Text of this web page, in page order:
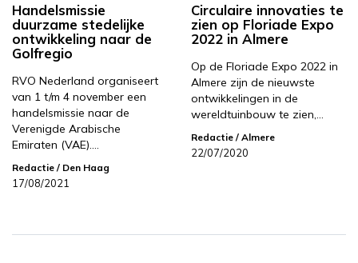
Handelsmissie
duurzame stedelijke
ontwikkeling naar de
Golfregio
RVO Nederland organiseert
van 1 t/m 4 november een
handelsmissie naar de
Verenigde Arabische
Emiraten (VAE).…
Redactie / Den Haag
17/08/2021
Circulaire innovaties te
zien op Floriade Expo
2022 in Almere
Op de Floriade Expo 2022 in
Almere zijn de nieuwste
ontwikkelingen in de
wereldtuinbouw te zien,…
Redactie / Almere
22/07/2020